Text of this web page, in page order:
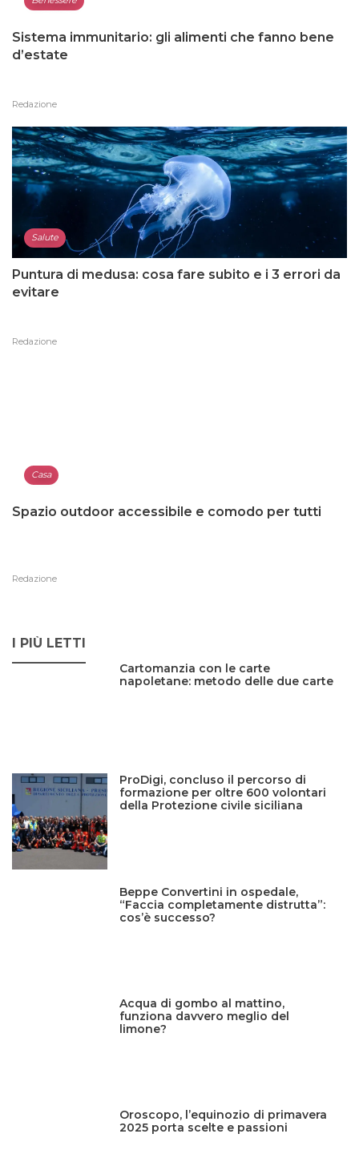
Sistema immunitario: gli alimenti che fanno bene
d’estate
Redazione
Salute
Puntura di medusa: cosa fare subito e i 3 errori da
evitare
Redazione
Casa
Spazio outdoor accessibile e comodo per tutti
Redazione
I PIÙ LETTI
Cartomanzia con le carte
napoletane: metodo delle due carte
ProDigi, concluso il percorso di
formazione per oltre 600 volontari
della Protezione civile siciliana
Beppe Convertini in ospedale,
“Faccia completamente distrutta”:
cos’è successo?
Acqua di gombo al mattino,
funziona davvero meglio del
limone?
Oroscopo, l’equinozio di primavera
2025 porta scelte e passioni